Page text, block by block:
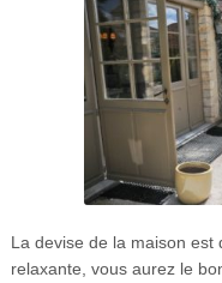
La devise de la maison est
relaxante, vous aurez le